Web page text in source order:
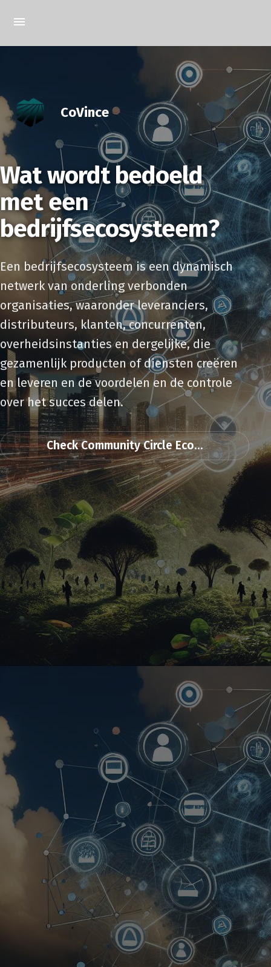
CoVince
Wat wordt bedoeld
met een
bedrijfsecosysteem?
Een bedrijfsecosysteem is een dynamisch
netwerk van onderling verbonden
organisaties, waaronder leveranciers,
distributeurs, klanten, concurrenten,
overheidsinstanties en dergelijke, die
gezamenlijk producten of diensten creëren
en leveren en de voordelen en de controle
over het succes delen.
Check Community Circle Eco...